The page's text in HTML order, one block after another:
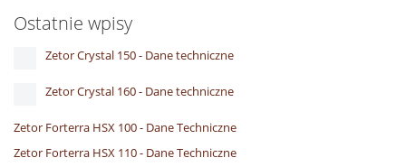
Ostatnie wpisy
Zetor Crystal 150 - Dane techniczne
Zetor Crystal 160 - Dane techniczne
Zetor Forterra HSX 100 - Dane Techniczne
Zetor Forterra HSX 110 - Dane Techniczne